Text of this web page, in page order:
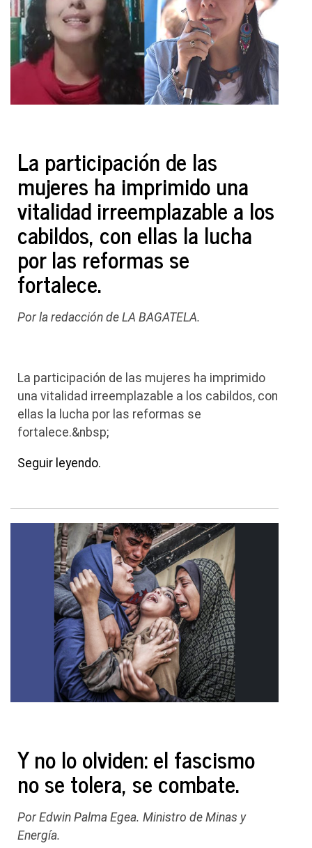
La participación de las
mujeres ha imprimido una
vitalidad irreemplazable a los
cabildos, con ellas la lucha
por las reformas se
fortalece.
Por la redacción de LA BAGATELA.
La participación de las mujeres ha imprimido
una vitalidad irreemplazable a los cabildos, con
ellas la lucha por las reformas se
fortalece.&nbsp;
Seguir leyendo.
Y no lo olviden: el fascismo
no se tolera, se combate.
Por Edwin Palma Egea. Ministro de Minas y
Energía.